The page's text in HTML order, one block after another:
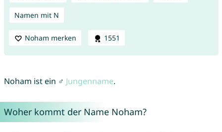
Namen mit N
Noham merken 1551
Noham ist ein ♂ Jungenname.
Woher kommt der Name Noham?